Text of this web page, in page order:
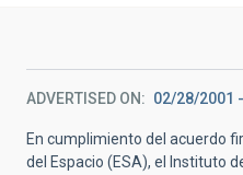
ADVERTISED ON 02/28/2001
En cumplimiento del acuerdo
del Espacio (ESA), el Instituto